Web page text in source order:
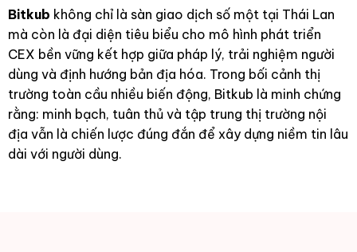
Bitkub không chỉ là sàn giao dịch số một tại Thái Lan
mà còn là đại diện tiêu biểu cho mô hình phát triển
CEX bền vững kết hợp giữa pháp lý, trải nghiệm người
dùng và định hướng bản địa hóa. Trong bối cảnh thị
trường toàn cầu nhiều biến động, Bitkub là minh chứng
rằng: minh bạch, tuân thủ và tập trung thị trường nội
địa vẫn là chiến lược đúng đắn để xây dựng niềm tin lâu
dài với người dùng.